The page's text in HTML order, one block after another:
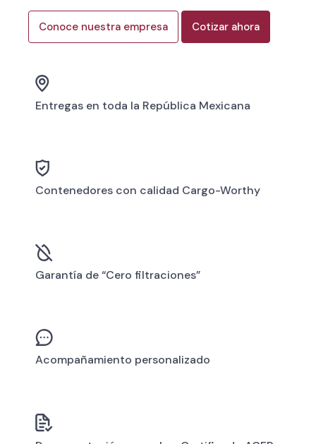
Conoce nuestra empresa Cotizar ahora
Entregas en toda la República Mexicana
Contenedores con calidad Cargo-Worthy
Garantía de “Cero filtraciones”
Acompañamiento personalizado